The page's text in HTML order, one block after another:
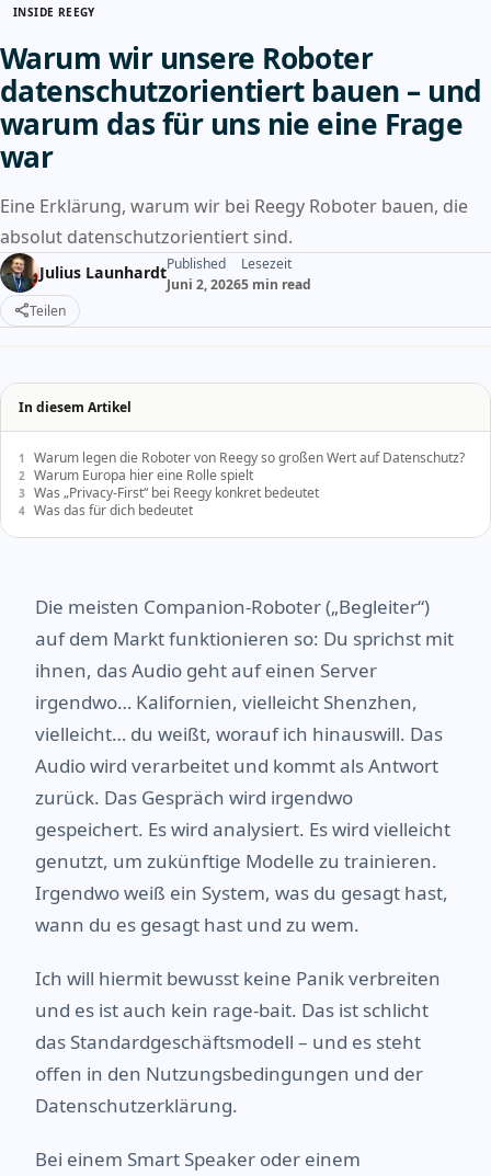
INSIDE REEGY
Warum wir unsere Roboter
datenschutzorientiert bauen – und
warum das für uns nie eine Frage
war
Eine Erklärung, warum wir bei Reegy Roboter bauen, die
absolut datenschutzorientiert sind.
Julius LaunhardtPublished
Juni 2, 2026
Lesezeit
5 min read
Teilen
In diesem Artikel
Warum legen die Roboter von Reegy so großen Wert auf Datenschutz?
Warum Europa hier eine Rolle spielt
Was „Privacy-First“ bei Reegy konkret bedeutet
Was das für dich bedeutet
Die meisten Companion-Roboter („Begleiter“)
auf dem Markt funktionieren so: Du sprichst mit
ihnen, das Audio geht auf einen Server
irgendwo… Kalifornien, vielleicht Shenzhen,
vielleicht… du weißt, worauf ich hinauswill. Das
Audio wird verarbeitet und kommt als Antwort
zurück. Das Gespräch wird irgendwo
gespeichert. Es wird analysiert. Es wird vielleicht
genutzt, um zukünftige Modelle zu trainieren.
Irgendwo weiß ein System, was du gesagt hast,
wann du es gesagt hast und zu wem.
Ich will hiermit bewusst keine Panik verbreiten
und es ist auch kein rage-bait. Das ist schlicht
das Standardgeschäftsmodell – und es steht
offen in den Nutzungsbedingungen und der
Datenschutzerklärung.
Bei einem Smart Speaker oder einem